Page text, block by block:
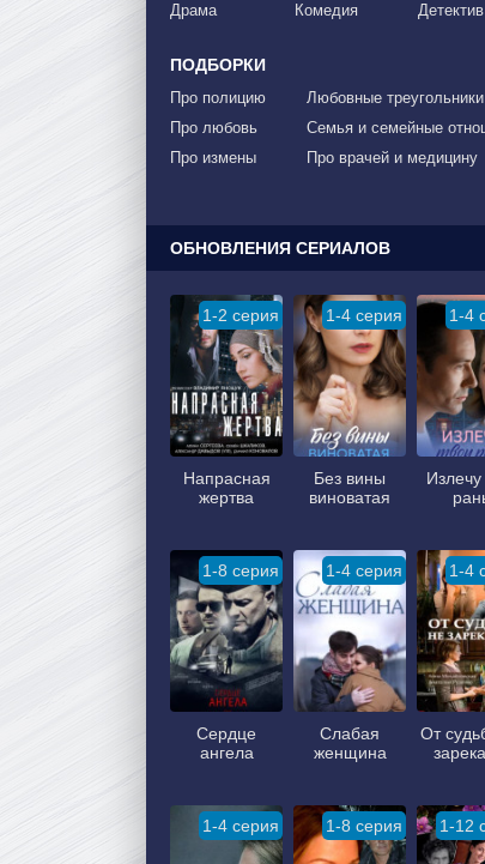
Драма
Комедия
Детектив
ПОДБОРКИ
Про полицию
Про любовь
Про измены
Любовные треугольники
Семья и семейные
Про врачей и медицину
ОБНОВЛЕНИЯ СЕРИАЛОВ
1-2 серия
Напрасная
жертва
1-4 серия
Без вины
виноватая
1-4
Излечу
1-8 серия
Сердце
ангела
1-4 серия
Слабая
женщина
1-4
От
1-4 серия 1-8 серия 1-12